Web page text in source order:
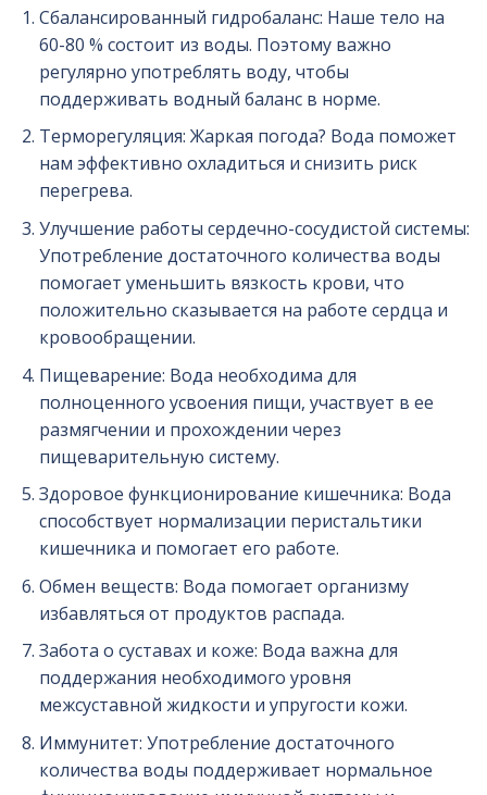
Сбалансированный гидробаланс: Наше тело на
60-80 % состоит из воды. Поэтому важно
регулярно употреблять воду, чтобы
поддерживать водный баланс в норме.
Терморегуляция: Жаркая погода? Вода поможет
нам эффективно охладиться и снизить риск
перегрева.
Улучшение работы сердечно-сосудистой системы:
Употребление достаточного количества воды
помогает уменьшить вязкость крови, что
положительно сказывается на работе сердца и
кровообращении.
Пищеварение: Вода необходима для
полноценного усвоения пищи, участвует в ее
размягчении и прохождении через
пищеварительную систему.
Здоровое функционирование кишечника: Вода
способствует нормализации перистальтики
кишечника и помогает его работе.
Обмен веществ: Вода помогает организму
избавляться от продуктов распада.
Забота о суставах и коже: Вода важна для
поддержания необходимого уровня
межсуставной жидкости и упругости кожи.
Иммунитет: Употребление достаточного
количества воды поддерживает нормальное